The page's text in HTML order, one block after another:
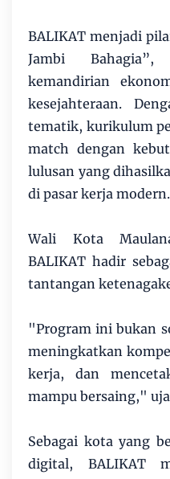
BALIKAT menjadi
Jambi Bahagia”,
kemandirian
kesejahteraan.
tematik, kurikulum
match dengan
lulusan yang
di pasar kerja modern.
Wali Kota
BALIKAT hadir
tantangan
"Program ini bukan
meningkatkan
kerja, dan
mampu bersaing,"
Sebagai kota yang
digital, BALIKAT